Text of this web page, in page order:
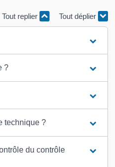
Tout replier Tout déplier
?
technique ?
du contrôle